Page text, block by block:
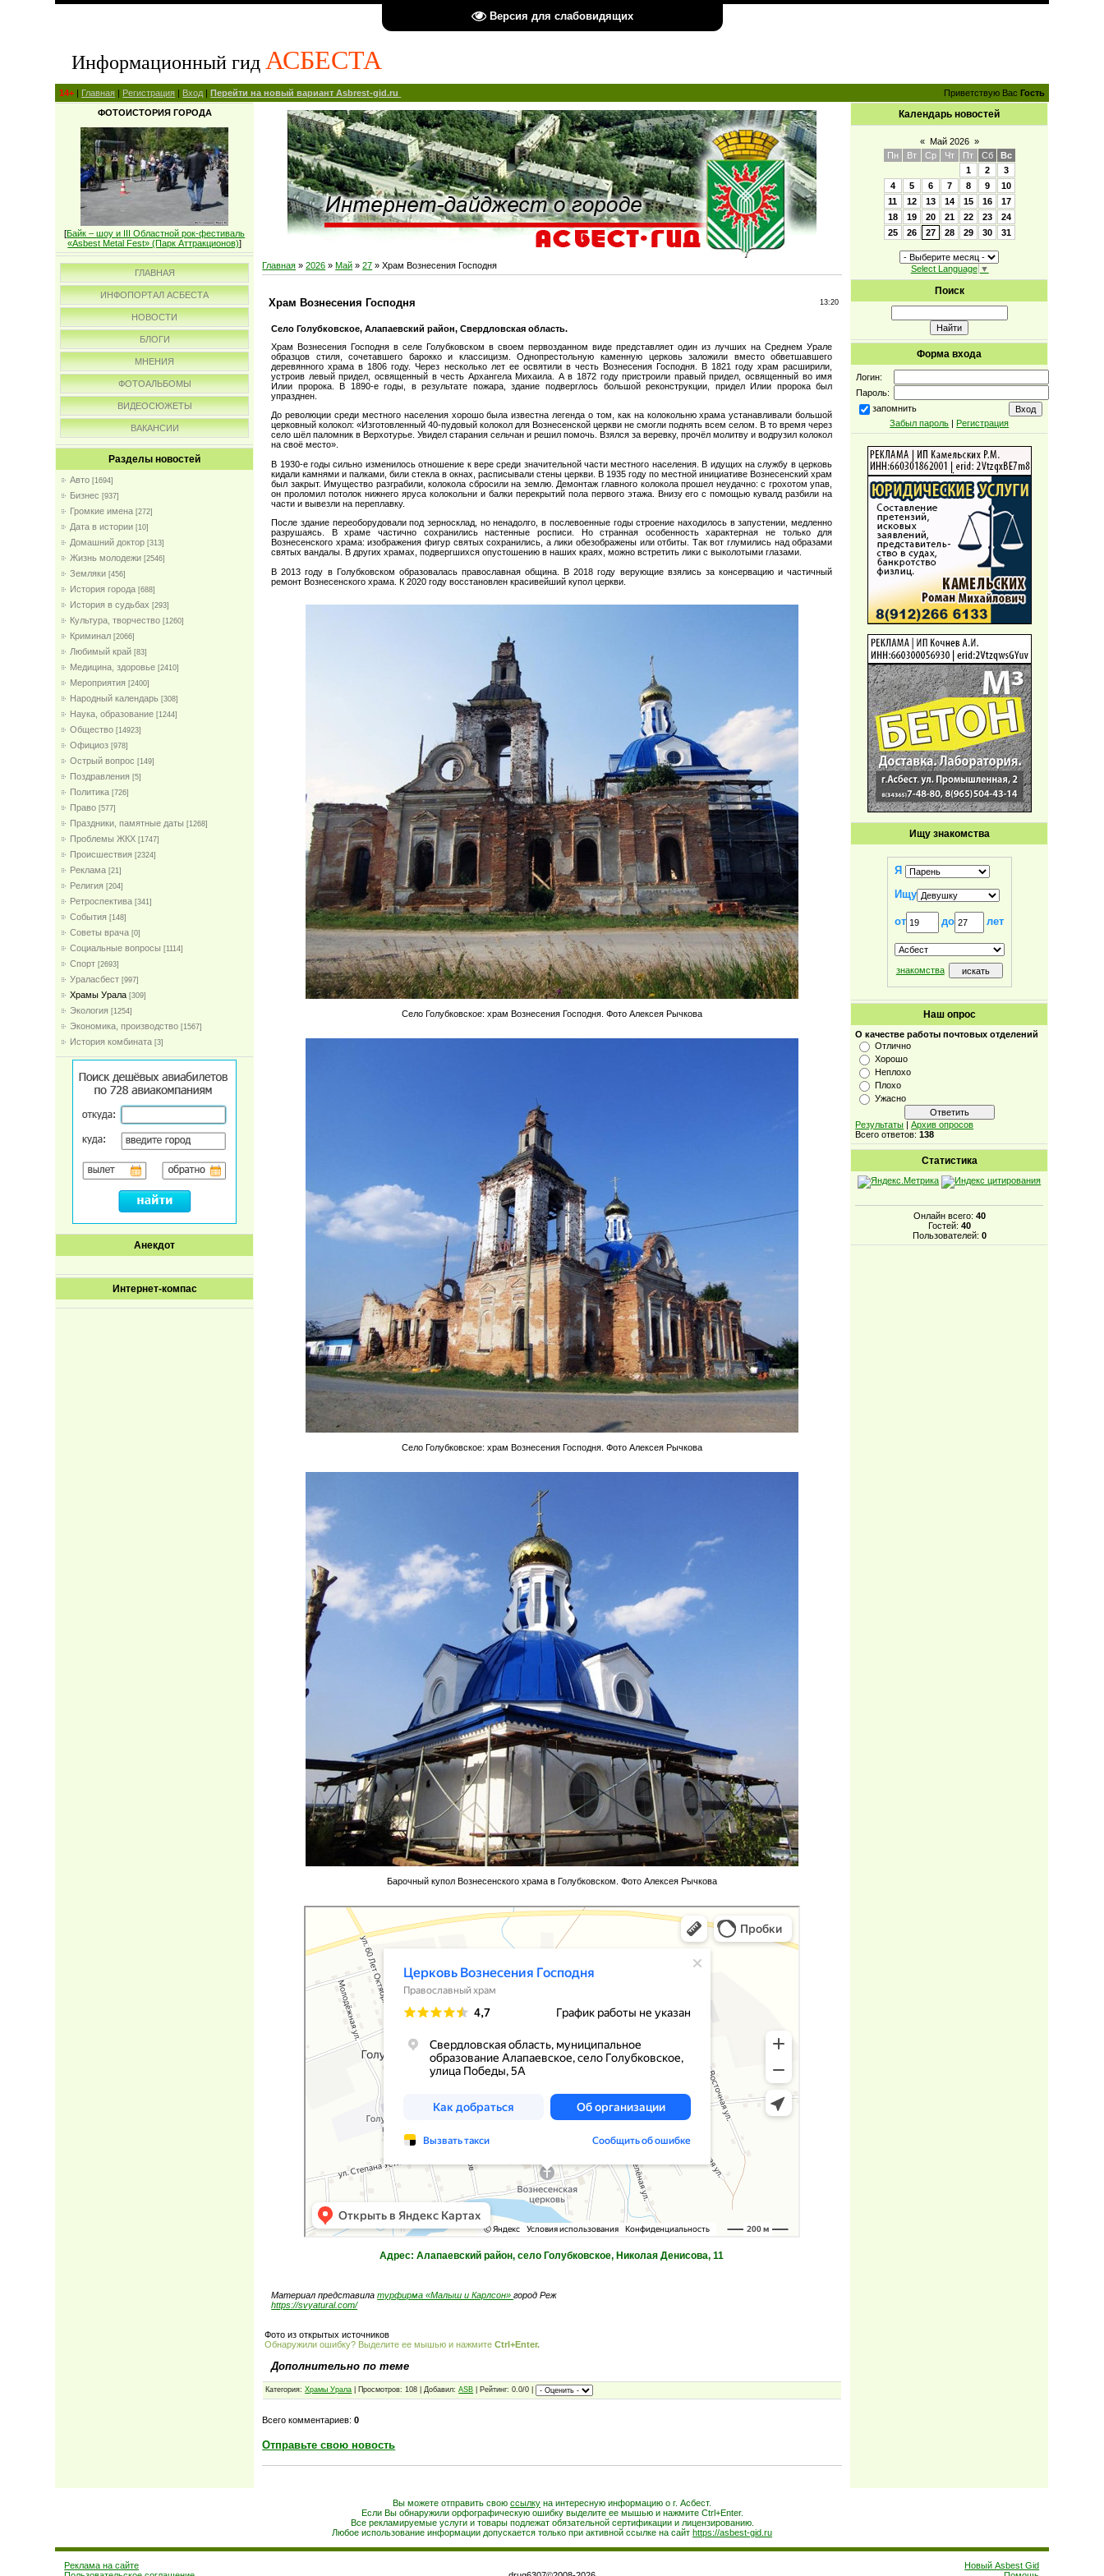
Версия для слабовидящих
Информационный гид АСБЕСТА
14+ | Главная | Регистрация | Вход |Перейти на новый вариант Asbrest-gid.ru Приветствую Вас Гость
ФОТОИСТОРИЯ ГОРОДА
[Байк – шоу и III Областной рок-фестиваль
«Asbest Metal Fest» (Парк Аттракционов)]
ГЛАВНАЯ
ИНФОПОРТАЛ АСБЕСТА
НОВОСТИ
БЛОГИ
МНЕНИЯ
ФОТОАЛЬБОМЫ
ВИДЕОСЮЖЕТЫ
ВАКАНСИИ
Разделы новостей
Авто [1694]
Бизнес [937]
Громкие имена [272]
Дата в истории [10]
Домашний доктор [313]
Жизнь молодежи [2546]
Земляки [456]
История города [688]
История в судьбах [293]
Культура, творчество [1260]
Криминал [2066]
Любимый край [83]
Медицина, здоровье [2410]
Мероприятия [2400]
Народный календарь [308]
Наука, образование [1244]
Общество [14923]
Официоз [978]
Острый вопрос [149]
Поздравления [5]
Политика [726]
Право [577]
Праздники, памятные даты [1268]
Проблемы ЖКХ [1747]
Проиcшествия [2324]
Реклама [21]
Религия [204]
Ретроспектива [341]
События [148]
Советы врача [0]
Социальные вопросы [1114]
Спорт [2693]
Ураласбест [997]
Храмы Урала [309]
Экология [1254]
Экономика, производство [1567]
История комбината [3]
Анекдот
Интернет-компас
Главная »2026 » Май » 27 » Храм Вознесения Господня
Храм Вознесения Господня 13:20
Село Голубковское, Алапаевский район, Свердловская область.
Храм Вознесения Господня в селе Голубковском в своем первозданном виде представляет один из лучших на Среднем Урале
образцов стиля, сочетавшего барокко и классицизм. Однопрестольную каменную церковь заложили вместо обветшавшего
деревянного храма в 1806 году. Через несколько лет ее освятили в честь Вознесения Господня. В 1821 году храм расширили,
устроив левый придел, освященный в честь Архангела Михаила. А в 1872 году пристроили правый придел, освященный во имя
Илии пророка. В 1890-е годы, в результате пожара, здание подверглось большой реконструкции, придел Илии пророка был
упразднен.
До революции среди местного населения хорошо была известна легенда о том, как на колокольню храма устанавливали большой
церковный колокол: «Изготовленный 40-пудовый колокол для Вознесенской церкви не смогли поднять всем селом. В то время через
село шёл паломник в Верхотурье. Увидел старания сельчан и решил помочь. Взялся за веревку, прочёл молитву и водрузил колокол
на своё место».
В 1930-е годы сильно изменилось отношение к вере среди значительной части местного населения. В идущих на службу в церковь
кидали камнями и палками, били стекла в окнах, расписывали стены церкви. В 1935 году по местной инициативе Вознесенский храм
был закрыт. Имущество разграбили, колокола сбросили на землю. Демонтаж главного колокола прошел неудачно: с грохотом упав,
он проломил потолок нижнего яруса колокольни и балки перекрытий пола первого этажа. Внизу его с помощью кувалд разбили на
части и вывезли на переплавку.
После здание переоборудовали под зерносклад, но ненадолго, в послевоенные годы строение находилось в запустении, медленно
разрушаясь. В храме частично сохранились настенные росписи. Но странная особенность характерная не только для
Вознесенского храма: изображения фигур святых сохранились, а лики обезображены или отбиты. Так вот глумились над образами
святых вандалы. В других храмах, подвергшихся опустошению в наших краях, можно встретить лики с выколотыми глазами.
В 2013 году в Голубковском образовалась православная община. В 2018 году верующие взялись за консервацию и частичный
ремонт Вознесенского храма. К 2020 году восстановлен красивейший купол церкви.
Село Голубковское: храм Вознесения Господня. Фото Алексея Рычкова
Село Голубковское: храм Вознесения Господня. Фото Алексея Рычкова
Барочный купол Вознесенского храма в Голубковском. Фото Алексея Рычкова
Адрес: Алапаевский район, село Голубковское, Николая Денисова, 11
Материал представила турфирма «Малыш и Карлсон»город Реж
https://svyatural.com/
Фото из открытых источников
Обнаружили ошибку? Выделите ее мышью и нажмитеCtrl+Enter.
Дополнительно по теме
Категория:Храмы Урала | Просмотров: 108 | Добавил:ASB | Рейтинг: 0.0/0 |
Всего комментариев:0
Отправьте свою новость
Календарь новостей
« Май 2026 »
Пн
Вт Ср Чт Пт Сб
Вс
1
2
3
4
5 6 7 8 9
10
11
12 13 14 15 16
17
18
19 20 21 22 23
24
25
26 27 28 29 30 31
Select Language ▼
Поиск
Форма входа
Логин:
Пароль:
запомнить
Забыл пароль | Регистрация
Ищу знакомства
Я
Ищу
от до лет
знакомства
Наш опрос
О качестве работы почтовых отделений
Отлично
Хорошо
Неплохо
Плохо
Ужасно
Результаты |Архив опросов
Всего ответов:138
Статистика
Онлайн всего: 40
Гостей: 40
Пользователей: 0
Вы можете отправить свою ссылку на интересную информацию о г. Асбест.
Если Вы обнаружили орфографическую ошибку выделите ее мышью и нажмите Ctrl+Enter.
Все рекламируемые услуги и товары подлежат обязательной сертификации и лицензированию.
Любое использование информации допускается только при активной ссылке на сайт https://asbest-gid.ru
Реклама на сайте
Новый Asbest Gid